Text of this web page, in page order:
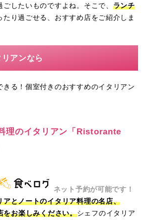
したいものですよね。そこで、 ランチ
たり過ごせる、おすすめ店をご紹介しま
アンなら
きる！個室付きのおすすめのイタリアン
理のイタリアン「Ristorante
ネット予約が可能です！
アとノートのイタリア料理の名店、
お楽しみください。シェフのイタリア